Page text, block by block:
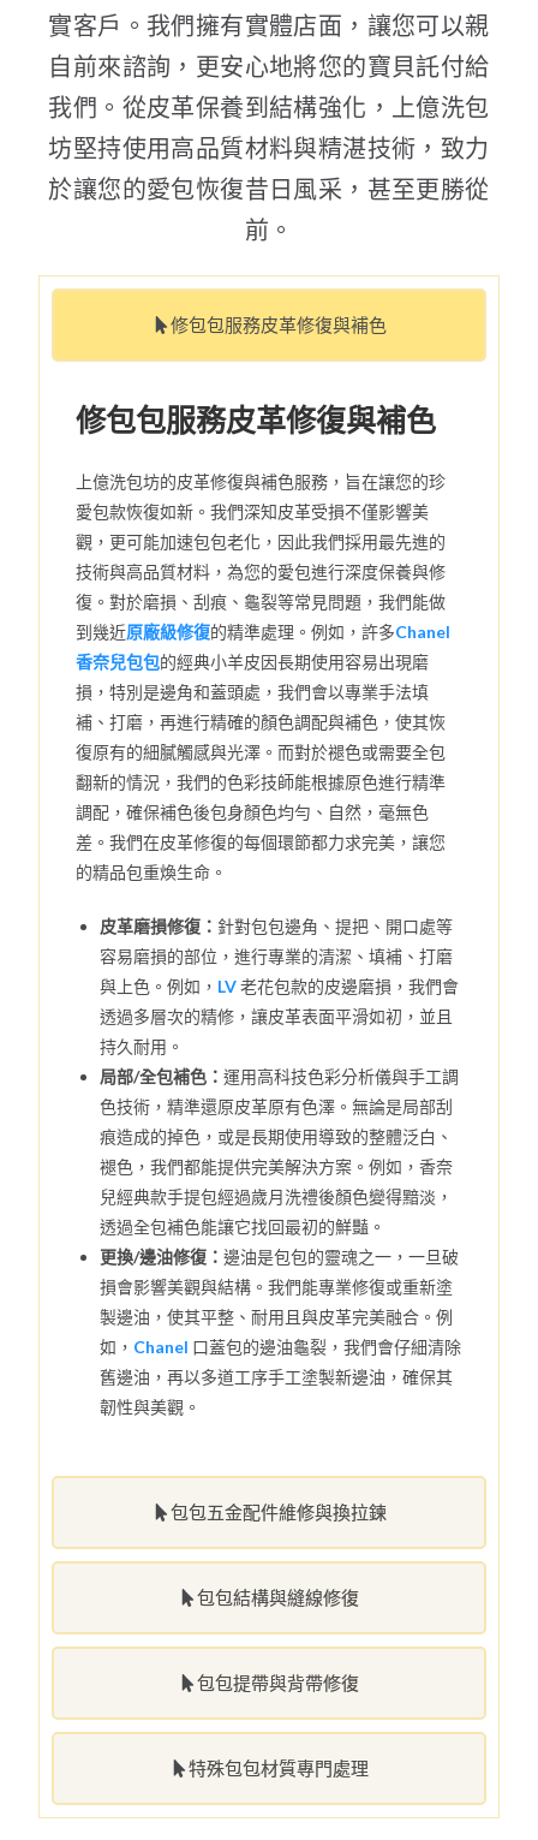
實客戶。我們擁有實體店面，讓您可以親
自前來諮詢，更安心地將您的寶貝託付給
我們。從皮革保養到結構強化，上億洗包
坊堅持使用高品質材料與精湛技術，致力
於讓您的愛包恢復昔日風采，甚至更勝從
前。
修包包服務皮革修復與補色
包包五金配件維修與換拉鍊
包包結構與縫線修復
包包提帶與背帶修復
特殊包包材質專門處理
修包包服務皮革修復與補色
上億洗包坊的皮革修復與補色服務，旨在讓您的珍
愛包款恢復如新。我們深知皮革受損不僅影響美
觀，更可能加速包包老化，因此我們採用最先進的
技術與高品質材料，為您的愛包進行深度保養與修
復。對於磨損、刮痕、龜裂等常見問題，我們能做
到幾近原廠級修復的精準處理。例如，許多Chanel
香奈兒包包的經典小羊皮因長期使用容易出現磨
損，特別是邊角和蓋頭處，我們會以專業手法填
補、打磨，再進行精確的顏色調配與補色，使其恢
復原有的細膩觸感與光澤。而對於褪色或需要全包
翻新的情況，我們的色彩技師能根據原色進行精準
調配，確保補色後包身顏色均勻、自然，毫無色
差。我們在皮革修復的每個環節都力求完美，讓您
的精品包重煥生命。
皮革磨損修復： 針對包包邊角、提把、開口處等
容易磨損的部位，進行專業的清潔、填補、打磨
與上色。例如， LV老花包款的皮邊磨損，我們會
透過多層次的精修，讓皮革表面平滑如初，並且
持久耐用。
局部/全包補色：運用高科技色彩分析儀與手工調
色技術，精準還原皮革原有色澤。無論是局部刮
痕造成的掉色，或是長期使用導致的整體泛白、
褪色，我們都能提供完美解決方案。例如，香奈
兒經典款手提包經過歲月洗禮後顏色變得黯淡，
透過全包補色能讓它找回最初的鮮豔。
更換/邊油修復：邊油是包包的靈魂之一，一旦破
損會影響美觀與結構。我們能專業修復或重新塗
製邊油，使其平整、耐用且與皮革完美融合。例
如， Chanel 口蓋包的邊油龜裂，我們會仔細清除
舊邊油，再以多道工序手工塗製新邊油，確保其
韌性與美觀。